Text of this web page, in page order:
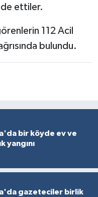
ettiler.
112 Acil
bulundu.
bir köyde ev ve
yangını
gazeteciler birlik